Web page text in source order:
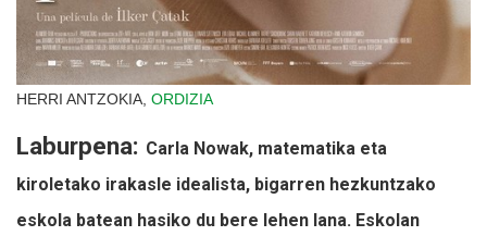
HERRI ANTZOKIA, ORDIZIA
Laburpena: Carla Nowak, matematika eta
kiroletako irakasle idealista, bigarren hezkuntzako
eskola batean hasiko du bere lehen lana. Eskolan